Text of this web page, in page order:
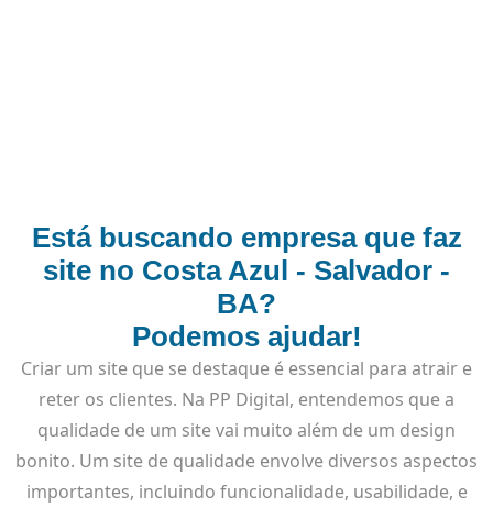
Está buscando empresa que faz
site no Costa Azul - Salvador -
BA?
Podemos ajudar!
Criar um site que se destaque é essencial para atrair e
reter os clientes. Na PP Digital, entendemos que a
qualidade de um site vai muito além de um design
bonito. Um site de qualidade envolve diversos aspectos
importantes, incluindo funcionalidade, usabilidade, e